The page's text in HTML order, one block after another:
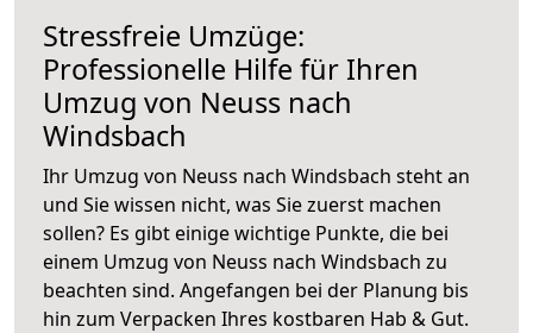
Stressfreie Umzüge:
Professionelle Hilfe für Ihren
Umzug von Neuss nach
Windsbach
Ihr Umzug von Neuss nach Windsbach steht an
und Sie wissen nicht, was Sie zuerst machen
sollen? Es gibt einige wichtige Punkte, die bei
einem Umzug von Neuss nach Windsbach zu
beachten sind. Angefangen bei der Planung bis
hin zum Verpacken Ihres kostbaren Hab & Gut.